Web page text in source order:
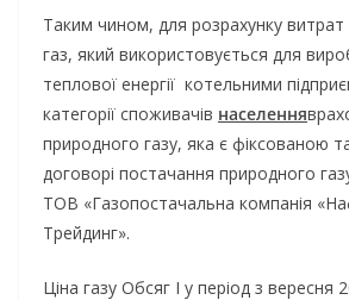
Таким чином, для розрахунку
газ, який використовується для
теплової енергії котельними
категорії споживачів населення
природного газу, яка є фіксованою
договорі постачання природного
ТОВ «Газопостачальна компанія
Трейдинг».
Ціна газу Обсяг І у період з вересня